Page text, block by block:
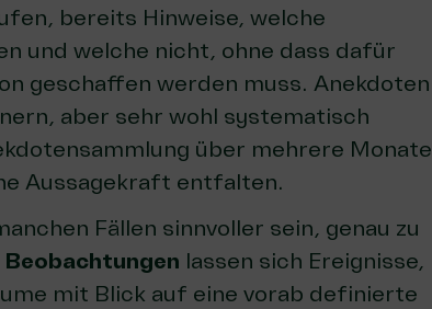
bereits Hinweise, welche
und welche nicht, ohne dass dafür
geschaffen werden muss. Anekdoten
aber sehr wohl systematisch
über mehrere Monate
Aussagekraft entfalten.
Fällen sinnvoller sein, genau zu
lassen sich Ereignisse,
mit Blick auf eine vorab definierte